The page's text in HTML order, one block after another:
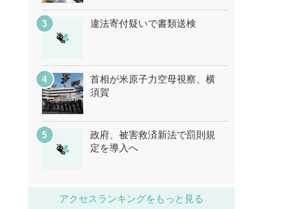
違法寄付疑いで書類送検
首相が米原子力空母視察、横
須賀
政府、被害救済新法で罰則規
定を導入へ
アクセスランキングをもっと見る